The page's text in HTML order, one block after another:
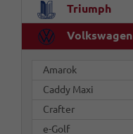
Triumph
Volkswagen
Amarok
Caddy Maxi
Crafter
e-Golf